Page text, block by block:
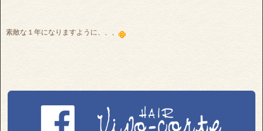
素敵な１年になりますように、、、